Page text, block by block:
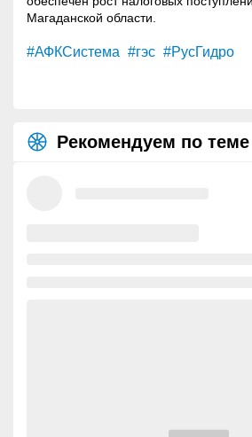
Магаданской области.
#АФКСистема #гэс #РусГидро
Рекомендуем по теме